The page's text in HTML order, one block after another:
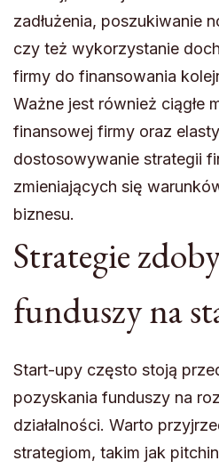
zadłużenia, poszukiwanie
czy też wykorzystanie
firmy do finansowania
Ważne jest również ciągłe
finansowej firmy oraz
dostosowywanie strategii
zmieniających się
biznesu.
Strategie
funduszy na
Start-upy często stoją
pozyskania funduszy na
działalności. Warto
strategiom, takim jak